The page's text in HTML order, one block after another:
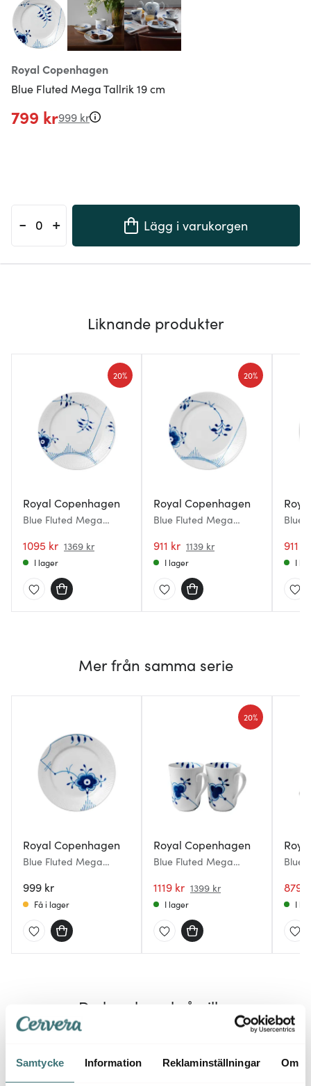
Samtycke Information Reklaminställningar Om
Royal Copenhagen
Blue Fluted Mega Tallrik 19 cm
799 kr999 kr
- + Lägg i varukorgen
Liknande produkter
Royal Copenhagen
Blue Fluted Mega
21095 kr 1369 kr
20%
I lager
Royal Copenhagen
Blue Fluted Mega
nr 2
911 kr 1139 kr
20%
I lager
Blue
6
911 kr
I
Mer från samma serie
Royal Copenhagen
Blue Fluted Mega
6
999 kr
Få i lager
Royal Copenhagen
Blue Fluted Mega
1119 kr 1399 kr
20%
I lager
Blue
879
I
Du kanske också gillar
20%